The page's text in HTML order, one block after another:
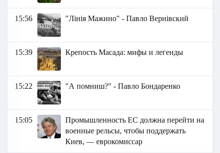
15:56 "Лінія Мажино" - Павло Вернівский
15:39 Крепость Масада: мифы и легенды
15:22 "А помниш?" - Павло Бондаренко
15:05
Промышленность ЕС должна перейти на
военные рельсы, чтобы поддержать
Киев, — еврокомиссар